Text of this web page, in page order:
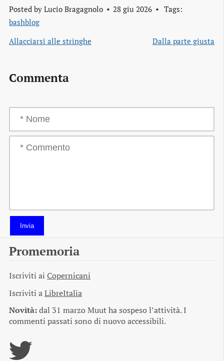
Posted by Lucio Bragagnolo 28 giu 2026
Tags:
bashblog
Allacciarsi alle stringhe
Dalla parte giusta
Commenta
Invia
Promemoria
Iscriviti ai Copernicani
Iscriviti aLibreItalia
Novità:dal 31 marzo Muut ha sospeso l’attività. I
commenti passati sono di nuovo accessibili.